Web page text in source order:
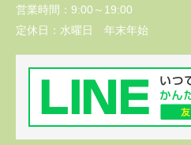
営業時間： 9:00～19:00
定休日： 水曜日 年末年始